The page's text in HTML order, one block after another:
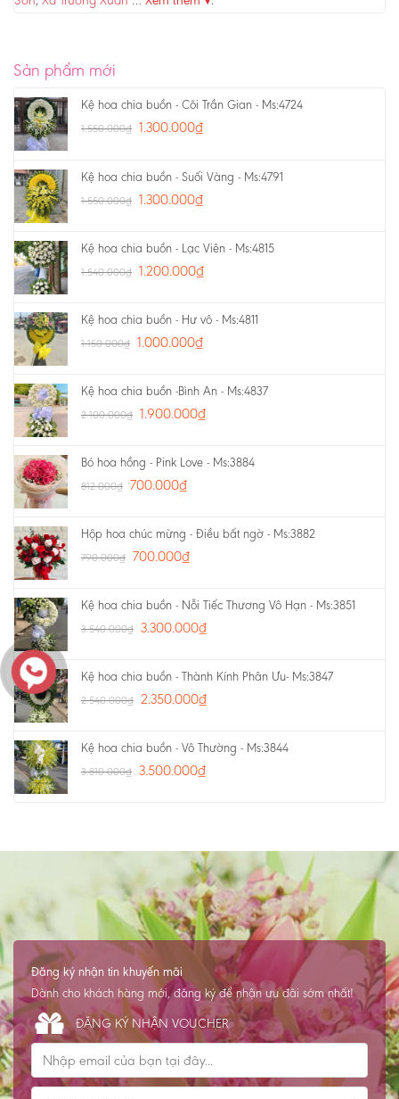
Sản phẩm mới
Kệ hoa chia buồn - Cõi Trần Gian - Ms:4724
1.550.000₫ 1.300.000₫
Kệ hoa chia buồn - Suối Vàng - Ms:4791
1.550.000₫ 1.300.000₫
Kệ hoa chia buồn - Lạc Viên - Ms:4815
1.540.000₫ 1.200.000₫
Kệ hoa chia buồn - Hư vô - Ms:4811
1.150.000₫ 1.000.000₫
Kệ hoa chia buồn -Bình An - Ms:4837
2.100.000₫ 1.900.000₫
Bó hoa hồng - Pink Love - Ms:3884
812.000₫ 700.000₫
Hộp hoa chúc mừng - Điều bất ngờ - Ms:3882
790.000₫ 700.000₫
Kệ hoa chia buồn - Nỗi Tiếc Thương Vô Hạn - Ms:3851
3.540.000₫ 3.300.000₫
Kệ hoa chia buồn - Thành Kính Phân Ưu- Ms:3847
2.540.000₫ 2.350.000₫
Kệ hoa chia buồn - Vô Thường - Ms:3844
3.810.000₫ 3.500.000₫
Đăng ký nhận tin khuyến mãi
Dành cho khách hàng mới, đăng ký để nhận ưu đãi sớm nhất!
ĐĂNG KÝ NHẬN VOUCHER